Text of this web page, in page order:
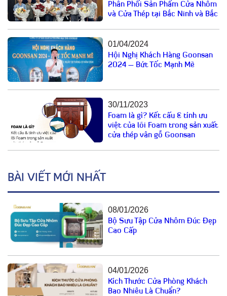
Phân Phối Sản Phẩm Cửa Nhôm
và Cửa Thép tại Bắc Ninh và Bắc
01/04/2024
Hội Nghị Khách Hàng Goonsan
2024 – Bứt Tốc Mạnh Mẽ
30/11/2023
Foam là gì? Kết cấu & tính ưu
việt của lõi Foam trong sản xuất
cửa thép vân gỗ Goonsan
BÀI VIẾT MỚI NHẤT
08/01/2026
Bộ Sưu Tập Cửa Nhôm Đúc Đẹp
Cao Cấp
04/01/2026
Kích Thước Cửa Phòng Khách
Bao Nhiêu Là Chuẩn?